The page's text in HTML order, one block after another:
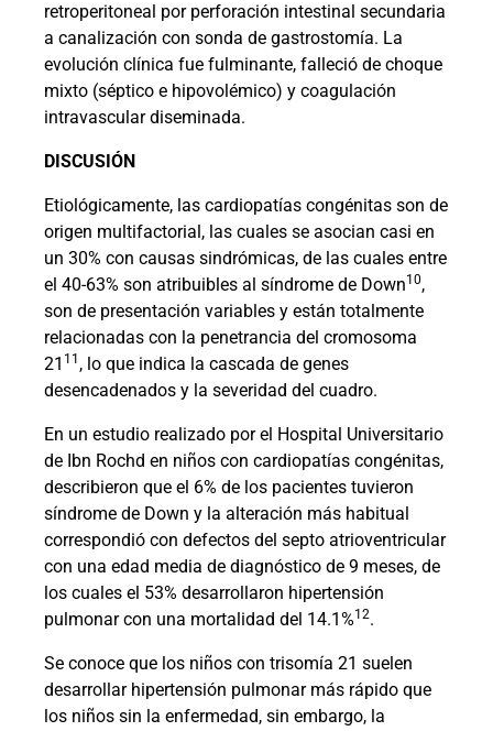
retroperitoneal por perforación intestinal secundaria
a canalización con sonda de gastrostomía. La
evolución clínica fue fulminante, falleció de choque
mixto (séptico e hipovolémico) y coagulación
intravascular diseminada.
DISCUSIÓN
Etiológicamente, las cardiopatías congénitas son de
origen multifactorial, las cuales se asocian casi en
un 30% con causas sindrómicas, de las cuales entre
el 40-63% son atribuibles al síndrome de Down10,
son de presentación variables y están totalmente
relacionadas con la penetrancia del cromosoma
21 11 , lo que indica la cascada de genes
desencadenados y la severidad del cuadro.
En un estudio realizado por el Hospital Universitario
de Ibn Rochd en niños con cardiopatías congénitas,
describieron que el 6% de los pacientes tuvieron
síndrome de Down y la alteración más habitual
correspondió con defectos del septo atrioventricular
con una edad media de diagnóstico de 9 meses, de
los cuales el 53% desarrollaron hipertensión
pulmonar con una mortalidad del 14.1%12.
Se conoce que los niños con trisomía 21 suelen
desarrollar hipertensión pulmonar más rápido que
los niños sin la enfermedad, sin embargo, la